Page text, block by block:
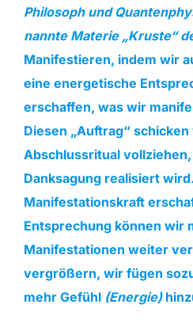
Philosoph und
nannte Materie „Kruste“
Manifestieren, indem wir
eine energetische
erschaffen, was wir
Diesen „Auftrag“
Abschlussritual
Danksagung realisiert
Manifestationskraft
Entsprechung können wir
Manifestationen weiter
vergrößern, wir fügen
mehr Gefühl (Energie)